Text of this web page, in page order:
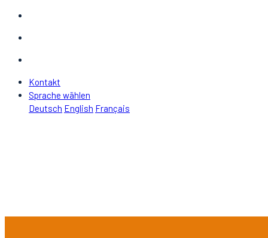
Kontakt
Sprache wählen
Deutsch English Français